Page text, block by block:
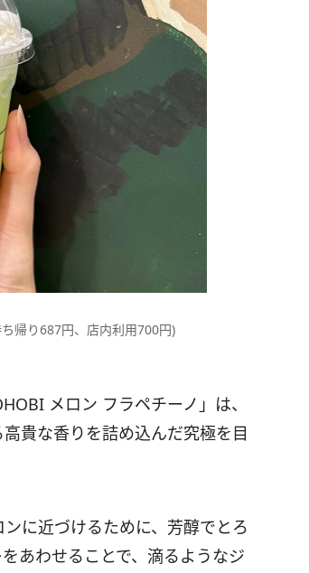
帰り687円、店内利用700円)
メロン フラペチーノ」は、
貴な香りを詰め込んだ究極を目
に近づけるために、芳醇でとろ
あわせることで、滴るようなジ